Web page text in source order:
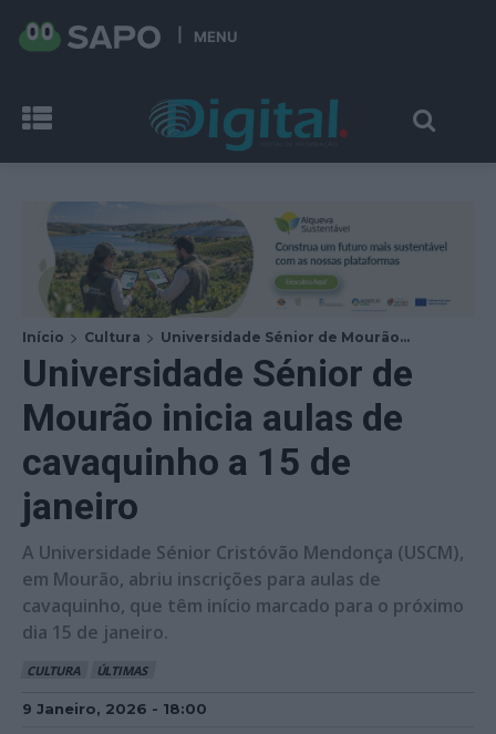
MENU
Início Cultura Universidade Sénior de Mourão...
Universidade Sénior de
Mourão inicia aulas de
cavaquinho a 15 de
janeiro
A Universidade Sénior Cristóvão Mendonça (USCM),
em Mourão, abriu inscrições para aulas de
cavaquinho, que têm início marcado para o próximo
dia 15 de janeiro.
CULTURA ÚLTIMAS
9 Janeiro, 2026 - 18:00